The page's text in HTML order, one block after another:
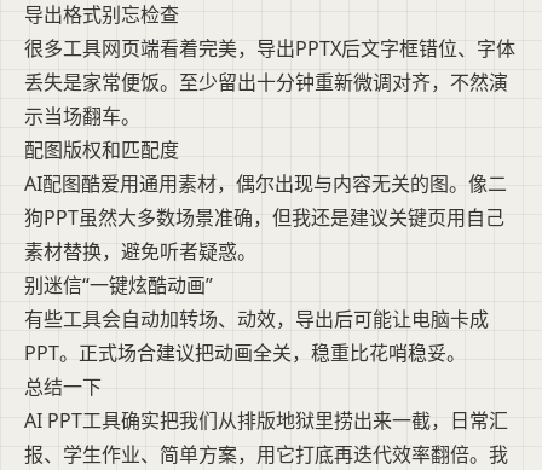
导出格式别忘检查
很多工具网页端看着完美，导出PPTX后文字框错位、字体
丢失是家常便饭。至少留出十分钟重新微调对齐，不然演
示当场翻车。
配图版权和匹配度
AI配图酷爱用通用素材，偶尔出现与内容无关的图。像二
狗PPT虽然大多数场景准确，但我还是建议关键页用自己
素材替换，避免听者疑惑。
别迷信“一键炫酷动画”
有些工具会自动加转场、动效，导出后可能让电脑卡成
PPT。正式场合建议把动画全关，稳重比花哨稳妥。
总结一下
AI PPT工具确实把我们从排版地狱里捞出来一截，日常汇
报、学生作业、简单方案，用它打底再迭代效率翻倍。我